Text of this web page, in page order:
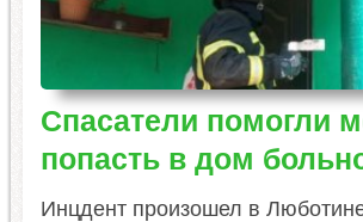
Спасатели помогли
попасть в дом
Инцдент произошел в